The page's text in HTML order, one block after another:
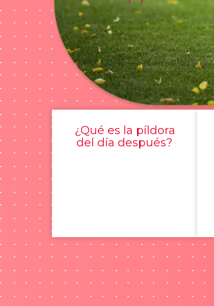
¿Qué es la píldora
del día después?